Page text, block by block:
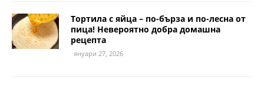
Тортила с яйца – по-бърза и по-лесна от
пица! Невероятно добра домашна
рецепта
януари 27, 2026